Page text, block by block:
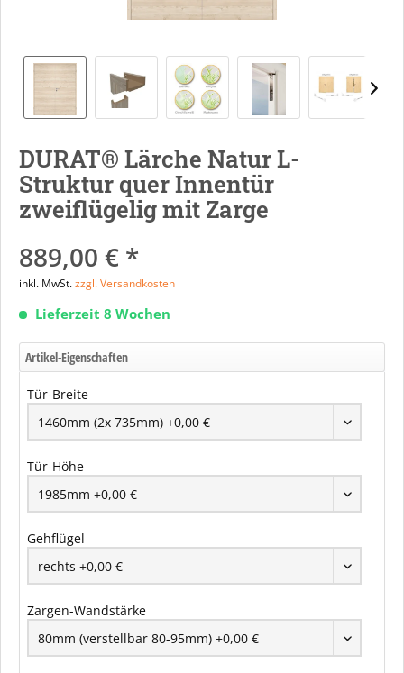
DURAT® Lärche Natur L-
Struktur quer Innentür
zweiflügelig mit Zarge
889,00 € *
inkl. MwSt.zzgl. Versandkosten
Lieferzeit 8 Wochen
Artikel-Eigenschaften
Tür-Breite
Tür-Höhe
Gehflügel
Zargen-Wandstärke